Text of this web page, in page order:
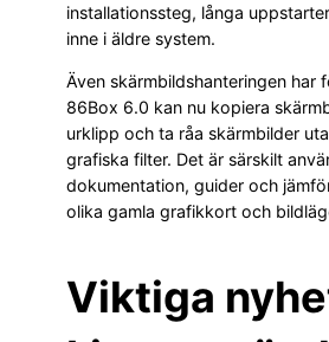
installationssteg, långa
inne i äldre system.
Även skärmbildshanteringen har
86Box 6.0 kan nu kopiera
urklipp och ta råa skärmbilder
grafiska filter. Det är särskilt
dokumentation, guider och
olika gamla grafikkort och
Viktiga